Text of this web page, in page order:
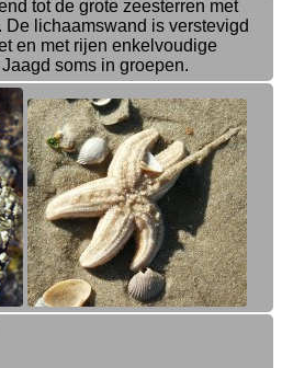
tot de grote zeesterren met
lichaamswand is verstevigd
en met rijen enkelvoudige
soms in groepen.